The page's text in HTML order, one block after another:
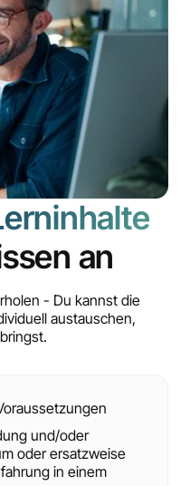
an
- Du kannst die
austauschen,
und/oder
oder ersatzweise
in einem